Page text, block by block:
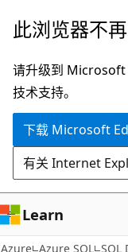
跳
主
要
内
此浏览器不再
请升级到 Microsoft
技术支持。
下载 Microsoft
有关 Internet
Learn
Azure Azure SQL SQL